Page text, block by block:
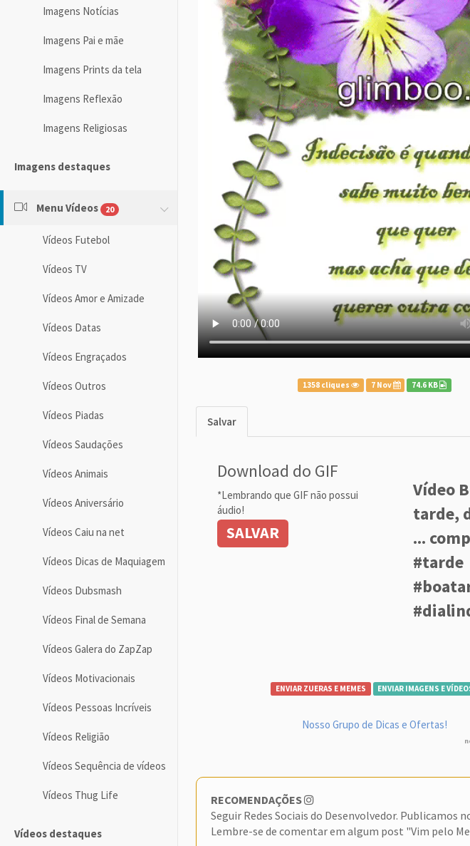
Imagens Notícias
Imagens Pai e mãe
Imagens Prints da tela
Imagens Reflexão
Imagens Religiosas
Imagens destaques
Menu Vídeos 20
Vídeos Futebol
Vídeos TV
Vídeos Amor e Amizade
Vídeos Datas
Vídeos Engraçados
Vídeos Outros
Vídeos Piadas
Vídeos Saudações
Vídeos Animais
Vídeos Aniversário
Vídeos Caiu na net
Vídeos Dicas de Maquiagem
Vídeos Dubsmash
Vídeos Final de Semana
Vídeos Galera do ZapZap
Vídeos Motivacionais
Vídeos Pessoas Incríveis
Vídeos Religião
Vídeos Sequência de vídeos
Vídeos Thug Life
Vídeos destaques
1358 cliques 7 Nov 74.6 KB
Salvar
Download do GIF
*Lembrando que GIF não possui
áudio!
SALVAR
Vídeo
tarde,
...
#tarde
ENVIAR ZUERAS E MEMES ENVIAR IMAGENS E
Nosso Grupo de Dicas e Ofertas!
RECOMENDAÇÕES
Seguir Redes Sociais do Desenvolvedor. Publicamos
Lembre-se de comentar em algum post "Vim pelo